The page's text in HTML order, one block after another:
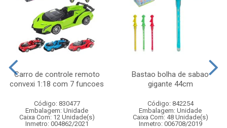
Carro de controle remoto
convexi 1:18 com 7 funcoes
Código: 830477
Embalagem: Unidade
Caixa Com: 12 Unidade(s)
Inmetro: 004862/2021
Bastao bolha de sabao
gigante 44cm
Código: 842254
Embalagem: Unidade
Caixa Com: 48 Unidade(s)
Inmetro: 006708/2019